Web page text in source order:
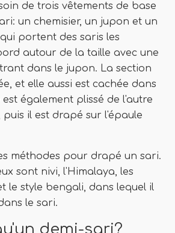
de trois vêtements de base
un chemisier, un jupon et un
portent des saris les
autour de la taille avec une
dans le jupon. La section
et elle aussi est cachée dans
également plissé de l'autre
il est drapé sur l'épaule
méthodes pour drapé un sari.
sont nivi, l'Himalaya, les
le style bengali, dans lequel il
le sari.